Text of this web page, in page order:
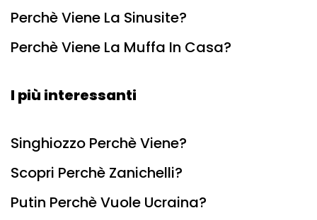
Perchè Viene La Sinusite?
Perchè Viene La Muffa In Casa?
I più interessanti
Singhiozzo Perchè Viene?
Scopri Perchè Zanichelli?
Putin Perchè Vuole Ucraina?